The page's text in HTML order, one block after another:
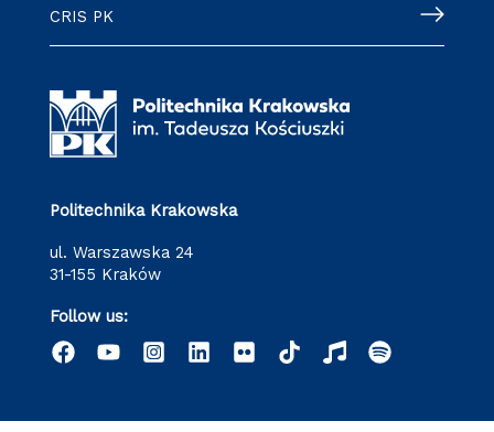
CRIS PK
Politechnika Krakowska
ul. Warszawska 24
31-155 Kraków
Follow us: